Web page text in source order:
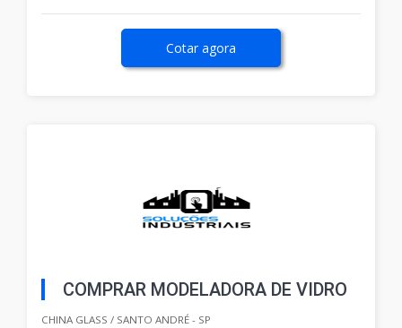
Cotar agora
COMPRAR MODELADORA DE VIDRO
CHINA GLASS / SANTO ANDRÉ - SP